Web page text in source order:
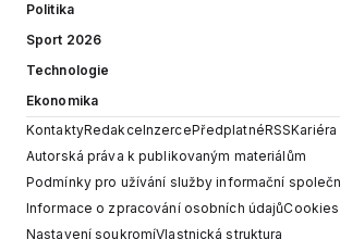
Politika
Sport 2026
Technologie
Ekonomika
KontaktyRedakceInzercePředplatnéRSSKariéra
Autorská práva k publikovaným materiálům
Podmínky pro užívání služby informační
Informace o zpracování osobních údajůCookies
Nastavení soukromíVlastnická struktura